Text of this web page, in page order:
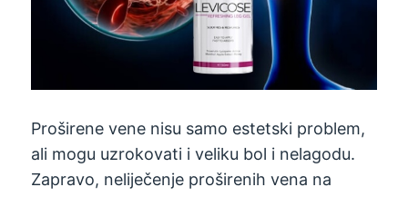
Proširene vene nisu samo estetski problem,
ali mogu uzrokovati i veliku bol i nelagodu.
Zapravo, neliječenje proširenih vena na